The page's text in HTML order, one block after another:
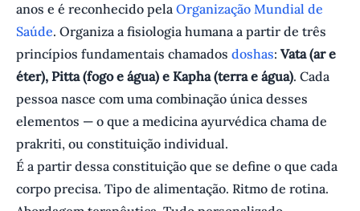
anos e é reconhecido pela Organização Mundial de
Saúde. Organiza a fisiologia humana a partir de três
princípios fundamentais chamados doshas: Vata (ar e
éter), Pitta (fogo e água) e Kapha (terra e água). Cada
pessoa nasce com uma combinação única desses
elementos — o que a medicina ayurvédica chama de
prakriti, ou constituição individual.
É a partir dessa constituição que se define o que cada
corpo precisa. Tipo de alimentação. Ritmo de rotina.